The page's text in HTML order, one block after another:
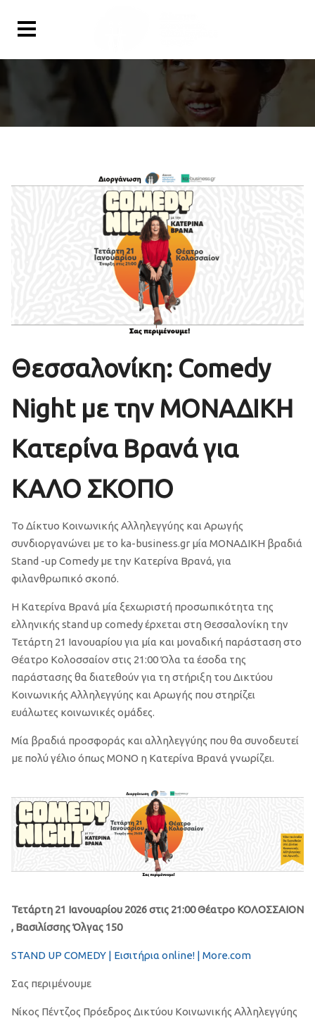
Θεσσαλονίκη: Comedy
Night με την ΜΟΝΑΔΙΚΗ
Κατερίνα Βρανά για
ΚΑΛΟ ΣΚΟΠΟ
Το Δίκτυο Κοινωνικής Αλληλεγγύης και Αρωγής
συνδιοργανώνει με το ka-business.gr μία ΜΟΝΑΔΙΚΗ βραδιά
Stand -up Comedy με την Κατερίνα Βρανά, για
φιλανθρωπικό σκοπό.
Η Κατερίνα Βρανά μία ξεχωριστή προσωπικότητα της
ελληνικής stand up comedy έρχεται στη Θεσσαλονίκη την
Τετάρτη 21 Ιανουαρίου για μία και μοναδική παράσταση στο
Θέατρο Κολοσσαίον στις 21:00 Όλα τα έσοδα της
παράστασης θα διατεθούν για τη στήριξη του Δικτύου
Κοινωνικής Αλληλεγγύης και Αρωγής που στηρίζει
ευάλωτες κοινωνικές ομάδες.
Μία βραδιά προσφοράς και αλληλεγγύης που θα συνοδευτεί
με πολύ γέλιο όπως ΜΟΝΟ η Κατερίνα Βρανά γνωρίζει.
Τετάρτη 21 Ιανουαρίου 2026 στις 21:00 Θέατρο ΚΟΛΟΣΣΑΙΟΝ
, Βασιλίσσης Όλγας 150
STAND UP COMEDY | Εισιτήρια online! | More.com
Σας περιμένουμε
Νίκος Πέντζος Πρόεδρος Δικτύου Κοινωνικής Αλληλεγγύης